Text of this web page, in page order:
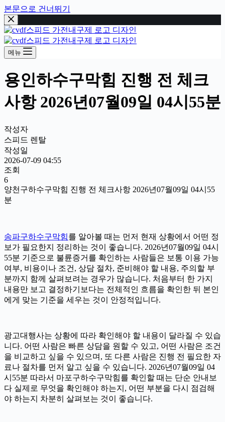
본문으로 건너뛰기
메뉴
용인하수구막힘 진행 전 체크
사항 2026년07월09일 04시55분
작성자
스피드 렌탈
작성일
2026-07-09 04:55
조회
6
양천구하수구막힘 진행 전 체크사항 2026년07월09일 04시55
분
송파구하수구막힘를 알아볼 때는 먼저 현재 상황에서 어떤 정
보가 필요한지 정리하는 것이 좋습니다. 2026년07월09일 04시
55분 기준으로 불륜증거를 확인하는 사람들은 보통 이용 가능
여부, 비용이나 조건, 상담 절차, 준비해야 할 내용, 주의할 부
분까지 함께 살펴보려는 경우가 많습니다. 처음부터 한 가지
내용만 보고 결정하기보다는 전체적인 흐름을 확인한 뒤 본인
에게 맞는 기준을 세우는 것이 안정적입니다.
광고대행사는 상황에 따라 확인해야 할 내용이 달라질 수 있습
니다. 어떤 사람은 빠른 상담을 원할 수 있고, 어떤 사람은 조건
을 비교하고 싶을 수 있으며, 또 다른 사람은 진행 전 필요한 자
료나 절차를 먼저 알고 싶을 수 있습니다. 2026년07월09일 04
시55분 따라서 마포구하수구막힘를 확인할 때는 단순 안내보
다 실제로 무엇을 확인해야 하는지, 어떤 부분을 다시 점검해
야 하는지 차분히 살펴보는 것이 좋습니다.